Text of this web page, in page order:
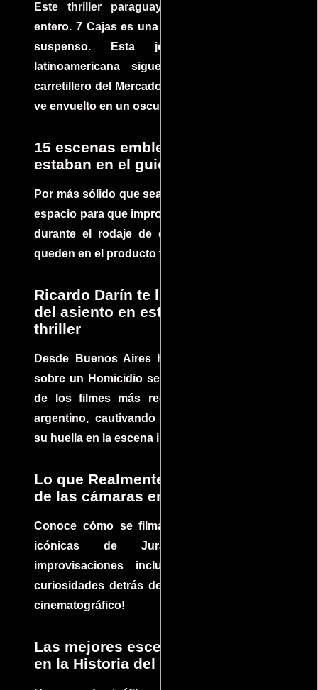
Este thriller paraguayo cautivó al mundo
entero. 7 Cajas es una explosión de acción y
suspenso. Esta joya cinematográfica
latinoamericana sigue la historia de un
carretillero del Mercado 4 de Asunción que se
ve envuelto en un oscuro mundo de crimen
15 escenas emblemáticas que no
estaban en el guion
Por más sólido que sea un guión siempre hay
espacio para que improvisaciones que se dan
durante el rodaje de determinadas escenas
queden en el producto final.
Ricardo Darín te llevará al borde
del asiento en este increíble
thriller
Desde Buenos Aires hasta el mundo, Tesis
sobre un Homicidio se ha convertido en uno
de los filmes más recomendados del cine
argentino, cautivando audiencias y dejando
su huella en la escena internacional.
Lo que Realmente Sucedió detrás
de las cámaras en Jurassic Park
Conoce cómo se filmaron algunas escenas
icónicas de Jurassic Park, con
improvisaciones incluidas. ¡Descubre las
curiosidades detrás del rodaje de un clásico
cinematográfico!
Las mejores escenas de acción
en la Historia del cine